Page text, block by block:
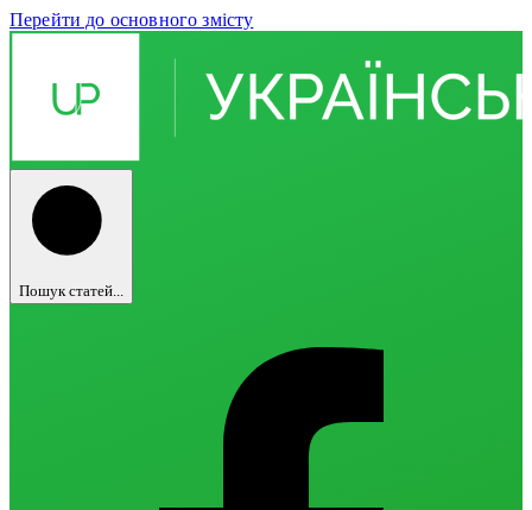
Перейти до основного змісту
Пошук статей...